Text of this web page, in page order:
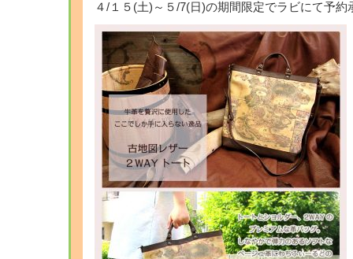
４/１５(土)～５/7(日)の期間限定でラビにて予約